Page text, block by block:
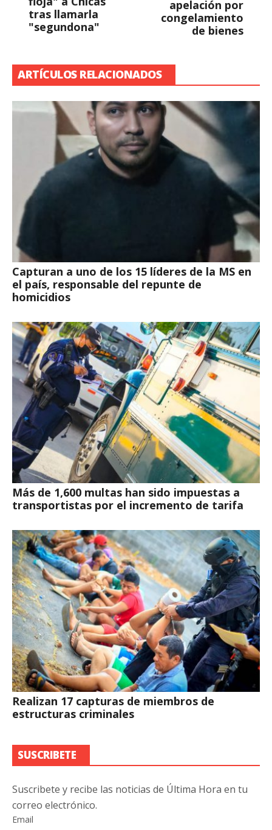
tras llamarla
"segundona"
apelación por
congelamiento
de bienes
ARTÍCULOS RELACIONADOS
Capturan a uno de los 15 líderes de la MS en
el país, responsable del repunte de
homicidios
Más de 1,600 multas han sido impuestas a
transportistas por el incremento de tarifa
Realizan 17 capturas de miembros de
estructuras criminales
SUSCRIBETE
Suscribete y recibe las noticias de Última Hora en tu
correo electrónico.
Email